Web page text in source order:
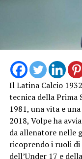
Il Latina Calcio
tecnica della Prima
1981, una vita e
2018, Volpe ha
da allenatore nelle
ricoprendo i ruoli di
dell’Under 17 e